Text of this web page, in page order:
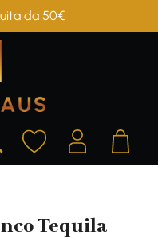
da 50€
Tequila